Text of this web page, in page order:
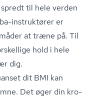
til hele verden
instruktører er
at træne på. Til
hold i hele
dig.
dit BMI kan
Det øger din kro­